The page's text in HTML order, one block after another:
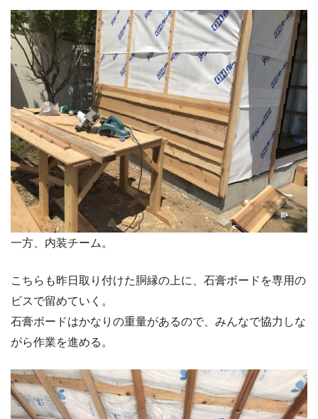
一方、内装チーム。
こちらも昨日取り付けた胴縁の上に、石膏ボードを専用の
ビスで留めていく。
石膏ボードはかなりの重量があるので、みんなで協力しな
がら作業を進める。